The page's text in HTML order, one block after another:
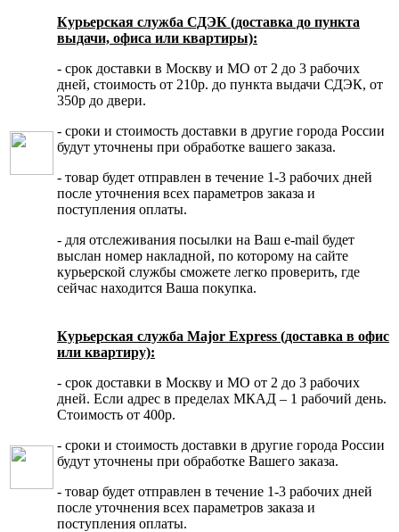
Курьерская служба СДЭК (доставка до пункта
выдачи, офиса или квартиры):
- срок доставки в Москву и МО от 2 до 3 рабочих
дней, стоимость от 210р. до пункта выдачи СДЭК, от
350р до двери.
- сроки и стоимость доставки в другие города России
будут уточнены при обработке вашего заказа.
- товар будет отправлен в течение 1-3 рабочих дней
после уточнения всех параметров заказа и
поступления оплаты.
- для отслеживания посылки на Ваш e-mail будет
выслан номер накладной, по которому на сайте
курьерской службы сможете легко проверить, где
сейчас находится Ваша покупка.
Курьерская служба Major Express (доставка в офис
или квартиру):
- срок доставки в Москву и МО от 2 до 3 рабочих
дней. Если адрес в пределах МКАД – 1 рабочий день.
Стоимость от 400р.
- сроки и стоимость доставки в другие города России
будут уточнены при обработке Вашего заказа.
- товар будет отправлен в течение 1-3 рабочих дней
после уточнения всех параметров заказа и
поступления оплаты.